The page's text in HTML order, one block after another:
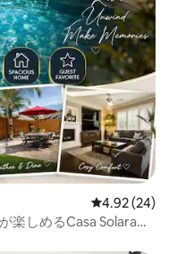
レビュー24
4.92 (24)
楽しめるCasa Solaraの